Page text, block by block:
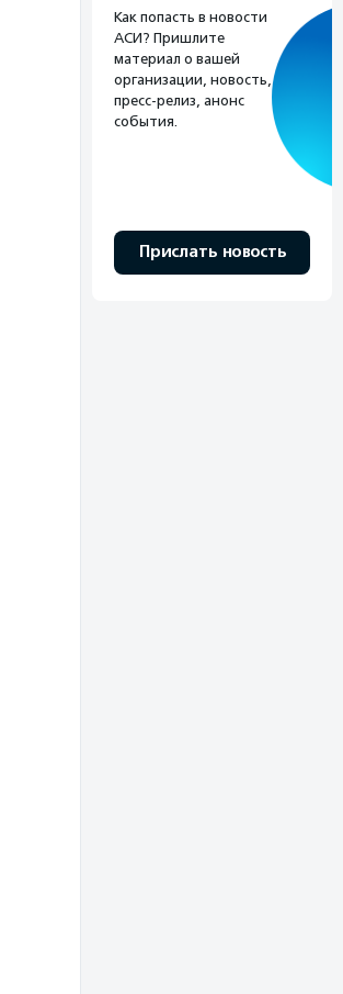
Как попасть в новости
АСИ? Пришлите
материал о вашей
организации, новость,
пресс-релиз, анонс
события.
Прислать новость